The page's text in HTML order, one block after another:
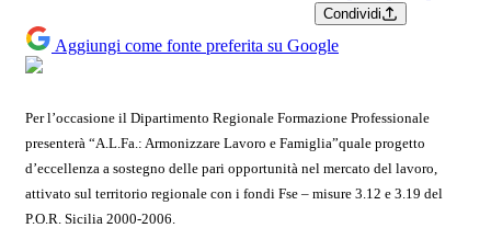
Condividi
Aggiungi come fonte preferita su Google
Per l’occasione il Dipartimento Regionale Formazione Professionale
presenterà “A.L.Fa.: Armonizzare Lavoro e Famiglia”quale progetto
d’eccellenza a sostegno delle pari opportunità nel mercato del lavoro,
attivato sul territorio regionale con i fondi Fse – misure 3.12 e 3.19 del
P.O.R. Sicilia 2000-2006.